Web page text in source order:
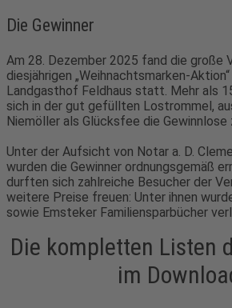
Die Gewinner
Am 28. Dezember 2025 fand die große
diesjährigen „Weihnachtsmarken-
Landgasthof Feldhaus statt. Mehr als
sich in der gut gefüllten Lostrommel,
Niemöller als Glücksfee die Gewinnlose
Unter der Aufsicht von Notar a. D.
wurden die Gewinner ordnungsgemäß
durften sich zahlreiche Besucher der
weitere Preise freuen: Unter ihnen
sowie Emsteker Familiensparbücher
Die kompletten Listen
im